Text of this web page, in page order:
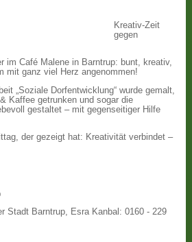
Kreativ-Zeit
gegen
im Café Malene in Barntrup: bunt, kreativ,
mit ganz viel Herz angenommen!
„Soziale Dorfentwicklung“ wurde gemalt,
Kaffee getrunken und sogar die
gestaltet – mit gegenseitiger Hilfe
der gezeigt hat: Kreativität verbindet –
Stadt Barntrup, Esra Kanbal: 0160 - 229